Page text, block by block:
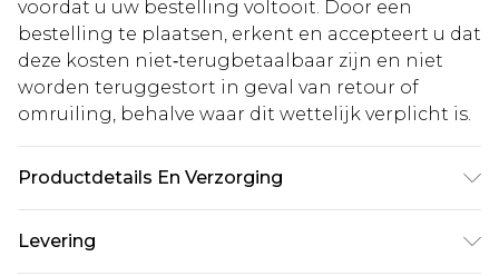
voordat u uw bestelling voltooit. Door een
bestelling te plaatsen, erkent en accepteert u dat
deze kosten niet‑terugbetaalbaar zijn en niet
worden teruggestort in geval van retour of
omruiling, behalve waar dit wettelijk verplicht is.
Productdetails En Verzorging
100% Polyester
Levering